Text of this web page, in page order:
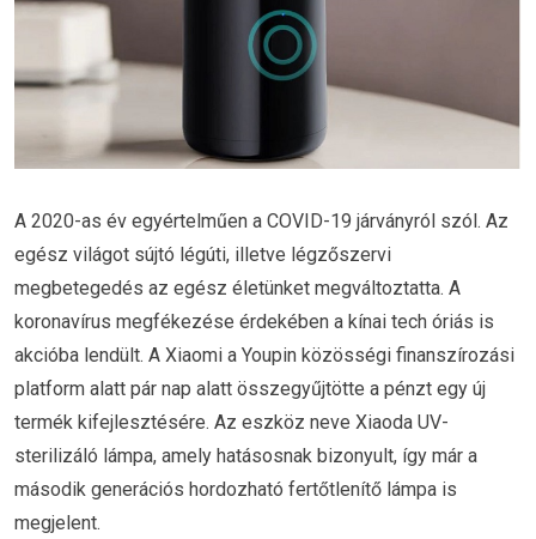
A 2020-as év egyértelműen a COVID-19 járványról szól. Az
egész világot sújtó légúti, illetve légzőszervi
megbetegedés az egész életünket megváltoztatta. A
koronavírus megfékezése érdekében a kínai tech óriás is
akcióba lendült. A Xiaomi a Youpin közösségi finanszírozási
platform alatt pár nap alatt összegyűjtötte a pénzt egy új
termék kifejlesztésére. Az eszköz neve Xiaoda UV-
sterilizáló lámpa, amely hatásosnak bizonyult, így már a
második generációs hordozható fertőtlenítő lámpa is
megjelent.